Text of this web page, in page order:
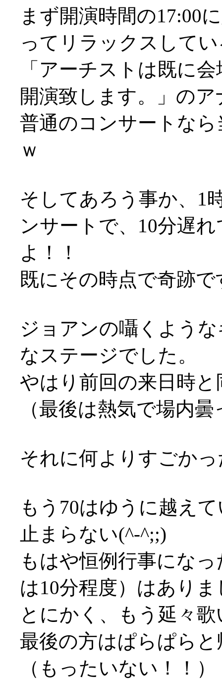
まず開演時間の17:00
ってリラックスして
「アーチストは既に
開演致します。」のア
普通のコンサートな
ｗ
そしてあろう事か、1
ンサートで、10分遅
よ！！
既にその時点で奇跡
ジョアンの囁くよう
なステージでした。
やはり前回の来日時
（最後は熱気で場内
それに何よりすごか
もう70はゆうに越え
止まらない(^-^;;)
もはや恒例行事にな
は10分程度）はあり
とにかく、もう延々
最後の方はぱらぱら
（もったいない！！）